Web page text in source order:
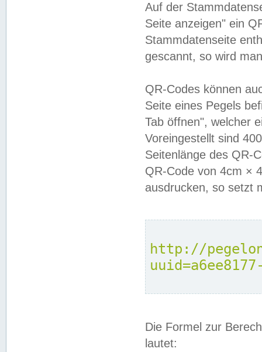
Auf der
Seite anzeigen" ein
Stammdatenseite
gescannt, so wird
QR-Codes können
Seite eines Pegels
Tab öffnen", welcher
Voreingestellt sind
Seitenlänge des QR-
QR-Code von 4cm ×
ausdrucken, so setzt
http://
Die Formel zur
lautet: